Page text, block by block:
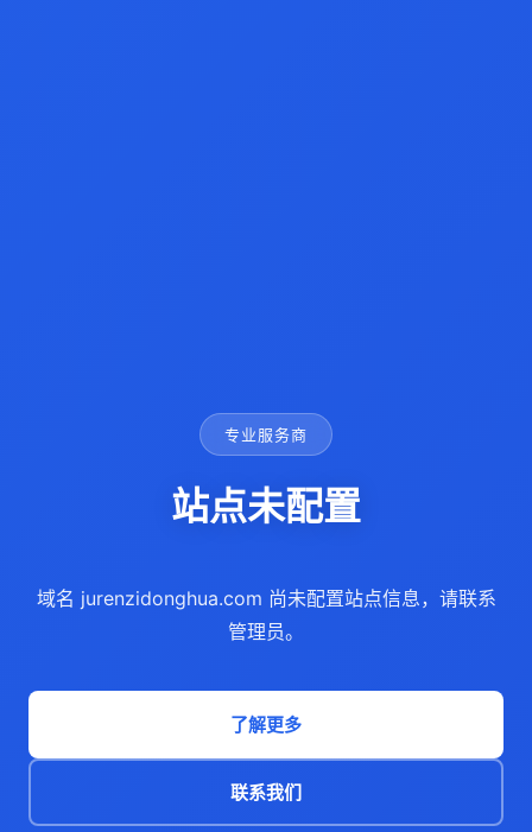
专业服务商
站点未配置
域名 jurenzidonghua.com 尚未配置站点信息，请联系
管理员。
了解更多
联系我们